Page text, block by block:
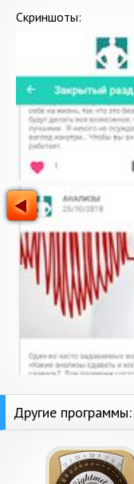
Скриншоты:
Другие программы: